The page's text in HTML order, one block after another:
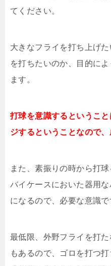
てください。
大きなフライを打ち上げ
を打ちたいのか、目的に
ます。
打球を意識するというこ
ジするということなので、
また、素振りの時から打
バイケースにおいた器用
になるので、必要な意識で
最低限、外野フライを打
もあるので、ゴロを打つ